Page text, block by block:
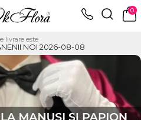
0
livrare este
NOI 2026-08-08